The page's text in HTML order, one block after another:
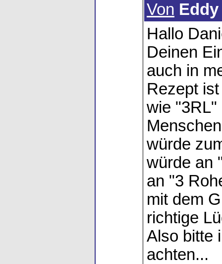
Von Eddy
Hallo
Deinen
auch in
Rezept
wie "3RL"
würde
würde an
an "3
mit dem
richtige
Also bitte
achten...